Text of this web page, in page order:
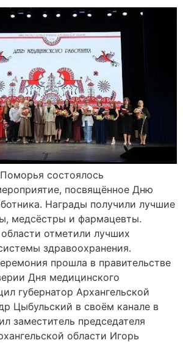
состоялось
посвящённое Дню
Награды получили лучшие
медсёстры и фармацевты.
отметили лучших
здравоохранения.
прошла в правительстве
Дня медицинского
губернатор Архангельской
Цыбульский в своём канале в
заместитель председателя
области Игорь